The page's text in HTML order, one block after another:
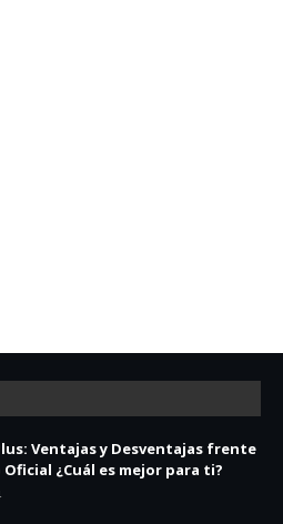
Ventajas y Desventajas frente
¿Cuál es mejor para ti?